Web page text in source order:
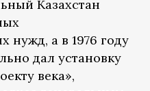
Казахстан
нужд, а в 1976 году
дал установку
века»,